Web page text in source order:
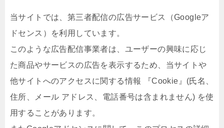
当サイトでは、第三者配信の広告サービス（Googleア
ドセンス）を利用しています。
このような広告配信事業者は、ユーザーの興味に応じ
た商品やサービスの広告を表示するため、当サイトや
他サイトへのアクセスに関する情報 『Cookie』(氏名、
住所、メール アドレス、電話番号は含まれません) を使
用することがあります。